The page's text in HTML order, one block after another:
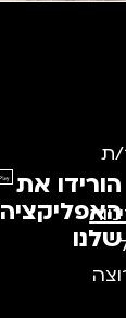
ת
הורידו את
האפליקציה
שלנו